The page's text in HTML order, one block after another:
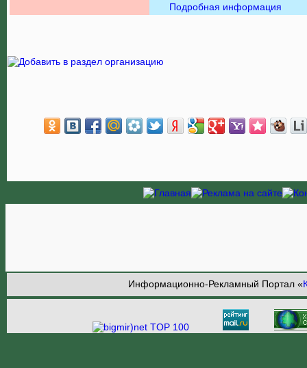
Подробная информация
Информационно-Рекламный Портал «